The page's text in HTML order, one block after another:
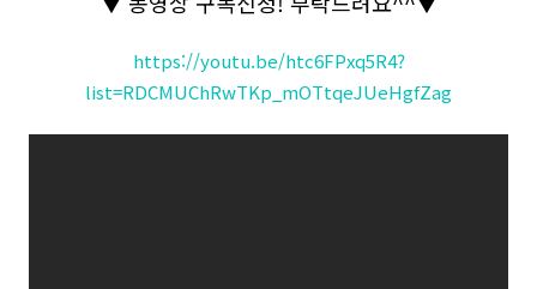
https://youtu.be/htc6FPxq5R4?
list=RDCMUChRwTKp_mOTtqeJUeHgfZag